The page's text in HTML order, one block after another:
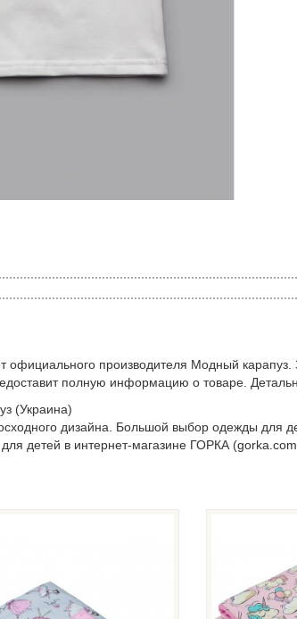
официального производителя Модный
полную информацию о товаре.
(Украина)
дизайна. Большой выбор одежды
детей в интернет-магазине ГОРКА